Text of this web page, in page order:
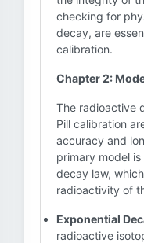
checking for
decay, are
calibration.
Chapter 2:
The radioactive
Pill calibration
accuracy and
primary model
decay law,
radioactivity of
Exponential
radioactive